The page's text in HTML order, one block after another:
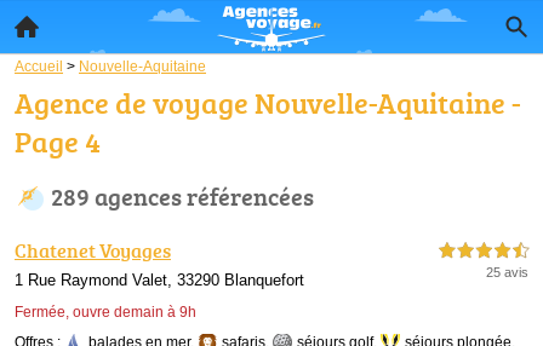
Accueil > Nouvelle-Aquitaine
Agence de voyage Nouvelle-Aquitaine -
Page 4
289 agences référencées
Chatenet Voyages
1 Rue Raymond Valet, 33290 Blanquefort
Fermée, ouvre demain à 9h
4,5 étoiles sur 5
25 avis
Offres : balades en mer, safaris, séjours golf, séjours plongée,